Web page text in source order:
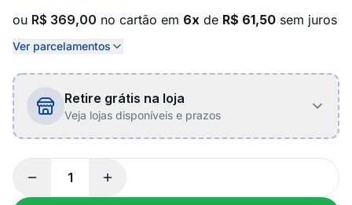
ou R$ 369,00 no cartão em 6x de R$ 61,50 sem juros
Ver parcelamentos
Retire grátis na loja
Veja lojas disponíveis e prazos